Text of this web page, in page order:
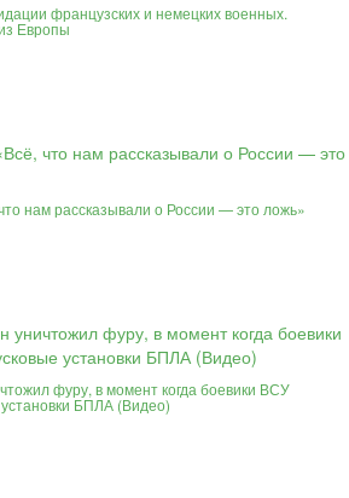
французских и немецких военных.
Европы
нам рассказывали о России — это ложь»
фуру, в момент когда боевики ВСУ
БПЛА (Видео)